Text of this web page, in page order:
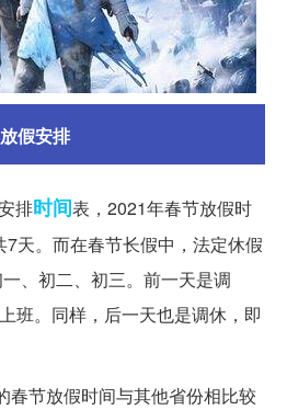
放假安排
排时间表，2021年春节放假时
天。而在春节长假中，法定休假
、初二、初三。前一天是调
班。同样，后一天也是调休，即
春节放假时间与其他省份相比较